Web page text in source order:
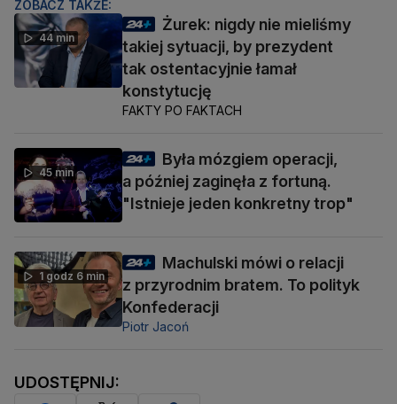
ZOBACZ TAKŻE:
44 min
Żurek: nigdy nie mieliśmy
takiej sytuacji, by prezydent
tak ostentacyjnie łamał
konstytucję
FAKTY PO FAKTACH
45 min
Była mózgiem operacji,
a później zaginęła z fortuną.
"Istnieje jeden konkretny trop"
1 godz 6 min
Machulski mówi o relacji
z przyrodnim bratem. To polityk
Konfederacji
Piotr Jacoń
UDOSTĘPNIJ: